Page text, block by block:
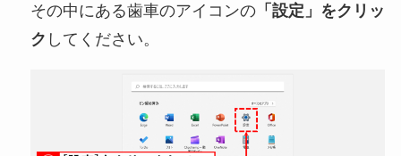
その中にある歯車のアイコンの「設定」をクリッ
ク してください。